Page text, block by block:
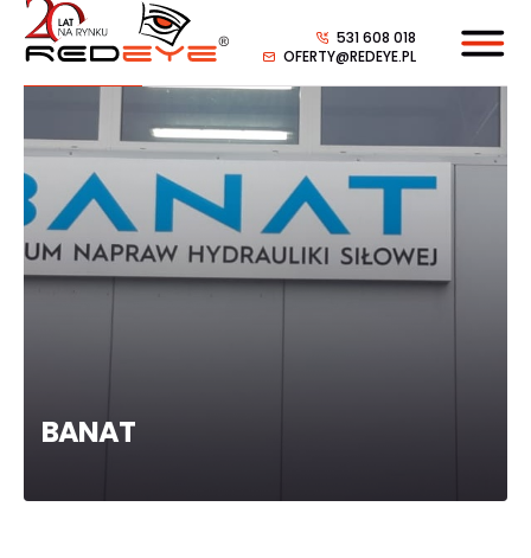
531 608 018
OFERTY@REDEYE.PL
BANAT